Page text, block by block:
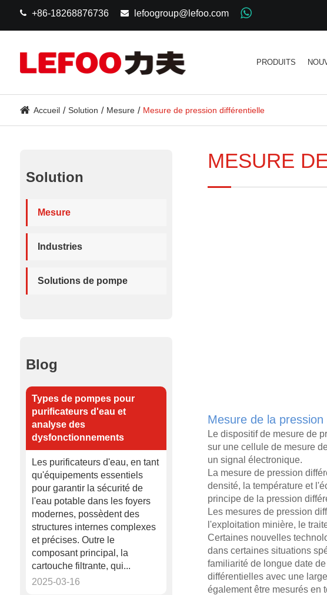
+86-18268876736 lefoogroup@lefoo.com
PRODUITS
Accueil Solution Mesure Mesure de pression différentielle
Solution
Mesure
Industries
Solutions de pompe
Blog
Types de pompes pour
purificateurs d'eau et
analyse des
dysfonctionnements
Les purificateurs d'eau, en tant
qu'équipements essentiels
pour garantir la sécurité de
l'eau potable dans les foyers
modernes, possèdent des
structures internes complexes
et précises. Outre le
composant principal, la
cartouche filtrante, qui...
2025-03-16
MESURE
Mesure de la
Le dispositif de mesure de
sur une cellule de mesure
un signal électronique.
La mesure de pression
densité, la température et
principe de la pression
Les mesures de pression
l'exploitation minière, le
Certaines nouvelles
dans certaines situations
familiarité de longue date
différentielles avec une
également être mesurés en